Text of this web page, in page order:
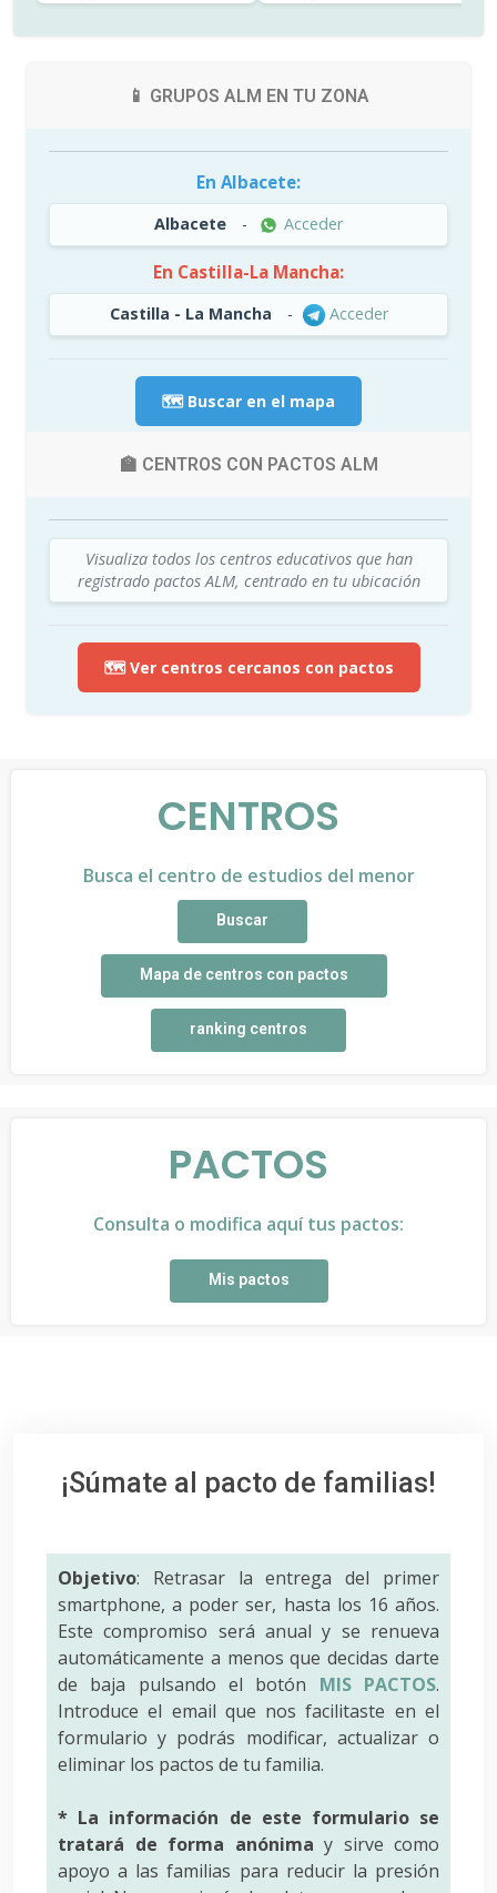
📱 GRUPOS ALM EN TU ZONA
En Albacete:
Albacete - Acceder
En Castilla-La Mancha:
Castilla - La Mancha - Acceder
🗺️ Buscar en el mapa
🏫 CENTROS CON PACTOS ALM
Visualiza todos los centros educativos que han
registrado pactos ALM, centrado en tu ubicación
🗺️ Ver centros cercanos con pactos
CENTROS
Busca el centro de estudios del menor
Buscar
Mapa de centros con pactos
ranking centros
PACTOS
Consulta o modifica aquí tus pactos:
Mis pactos
¡Súmate al pacto de familias!
Objetivo: Retrasar la entrega del primer
smartphone, a poder ser, hasta los 16 años.
Este compromiso será anual y se renueva
automáticamente a menos que decidas darte
de baja pulsando el botón MIS PACTOS.
Introduce el email que nos facilitaste en el
formulario y podrás modificar, actualizar o
eliminar los pactos de tu familia.
* La información de este formulario se
tratará de forma anónima y sirve como
apoyo a las familias para reducir la presión